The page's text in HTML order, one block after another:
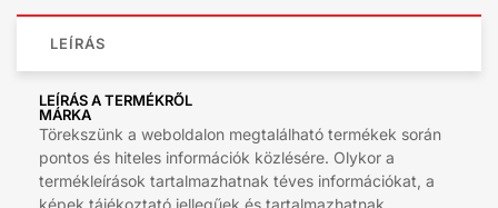
LEÍRÁS
LEÍRÁS A TERMÉKRŐL
MÁRKA
Törekszünk a weboldalon megtalálható termékek során
pontos és hiteles információk közlésére. Olykor a
termékleírások tartalmazhatnak téves információkat, a